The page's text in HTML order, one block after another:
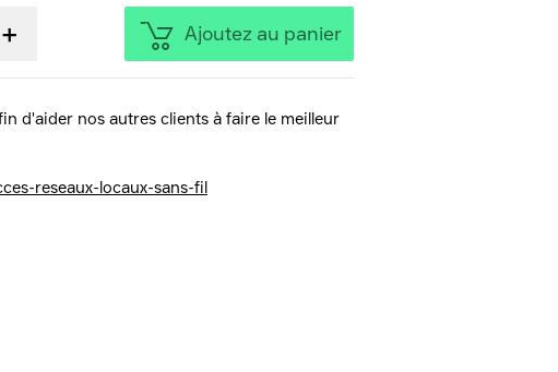
+ Ajoutez au panier
d'aider nos autres clients à faire le meilleur
reseaux-locaux-sans-fil